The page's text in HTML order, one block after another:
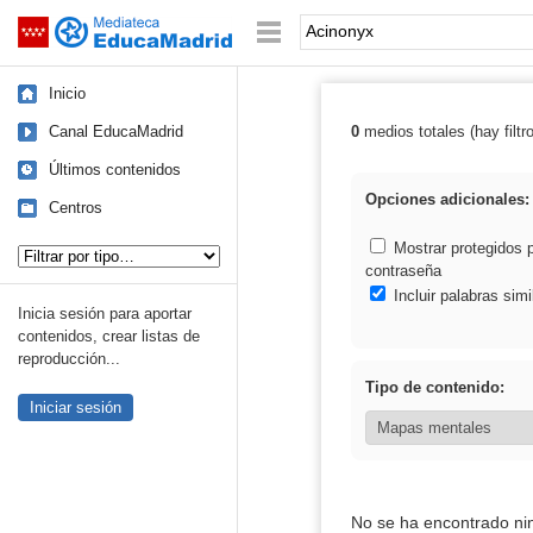
Saltar navegación Palabra o frase:
Inicio
Canal EducaMadrid
Últimos contenidos
Centros
Inicia sesión para aportar
contenidos, crear listas de
reproducción...
Iniciar sesión
Resultados de:
0medios totales (hay
Opciones adicionales:
Mostrar protegidos
contraseña
Incluir palabras
Tipo de contenido:
No se ha encontrado